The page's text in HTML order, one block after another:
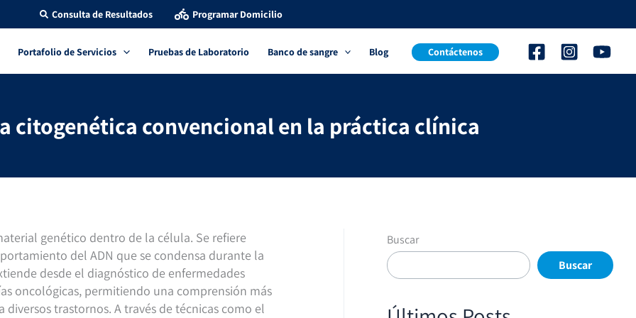
Consulta de Resultados Programar Domicilio
Portafolio de Servicios Pruebas de Laboratorio Banco de sangre Blog Contáctenos
citogenética convencional en la práctica clínica
genético dentro de la célula. Se refiere
del ADN que se condensa durante la
desde el diagnóstico de enfermedades
oncológicas, permitiendo una comprensión más
trastornos. A través de técnicas como el
Buscar
Buscar